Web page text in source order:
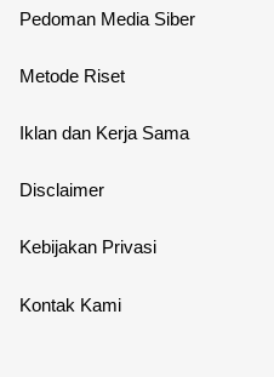
Pedoman Media Siber
Metode Riset
Iklan dan Kerja Sama
Disclaimer
Kebijakan Privasi
Kontak Kami